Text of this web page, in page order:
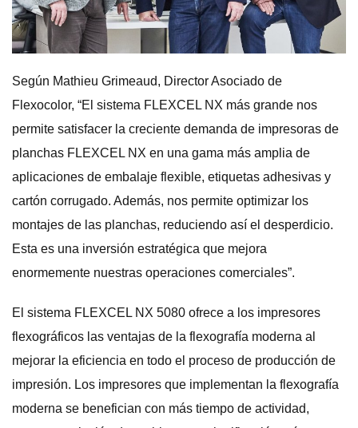
Según Mathieu Grimeaud, Director Asociado de
Flexocolor, “El sistema FLEXCEL NX más grande nos
permite satisfacer la creciente demanda de impresoras de
planchas FLEXCEL NX en una gama más amplia de
aplicaciones de embalaje flexible, etiquetas adhesivas y
cartón corrugado. Además, nos permite optimizar los
montajes de las planchas, reduciendo así el desperdicio.
Esta es una inversión estratégica que mejora
enormemente nuestras operaciones comerciales”.
El sistema FLEXCEL NX 5080 ofrece a los impresores
flexográficos las ventajas de la flexografía moderna al
mejorar la eficiencia en todo el proceso de producción de
impresión. Los impresores que implementan la flexografía
moderna se benefician con más tiempo de actividad,